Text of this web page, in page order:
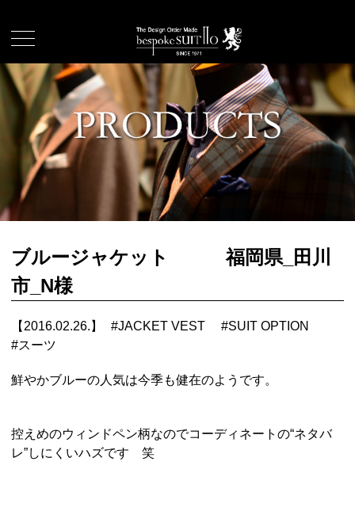
ブルージャケット 福岡県_田川
市_N様
【2016.02.26.】 #JACKET VEST #SUIT OPTION
#スーツ
鮮やかブルーの人気は今季も健在のようです。
控えめのウィンドペン柄なのでコーディネートの“ネタバ
レ”しにくいハズです 笑